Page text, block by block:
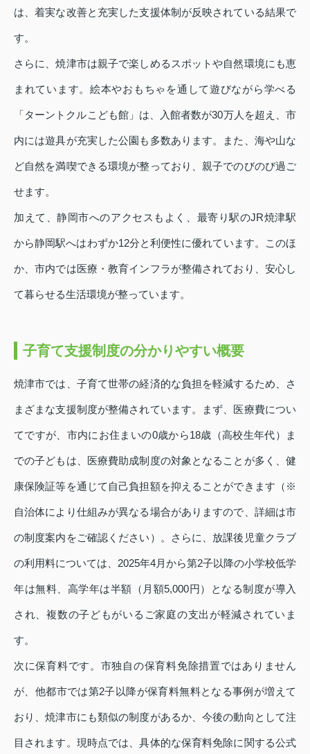
は、着実な改善と充実した支援体制が反映されている結果で
す。
さらに、焼津市は親子で楽しめるスポットや自然環境にも恵
まれています。絵本やおもちゃを通して遊びながら学べる
「ターントクルこども館」は、入館者数が30万人を超え、市
内には遊具が充実した公園も多数あります。また、海や山な
ど自然を満喫できる環境が整っており、親子でのびのび過ご
せます。
加えて、静岡市へのアクセスもよく、最寄り駅のJR焼津駅
から静岡駅へはわずか12分と利便性に優れています。このほ
か、市内では医療・教育インフラが整備されており、安心し
て暮らせる生活環境が整っています。
子育て支援制度の分かりやすい概要
焼津市では、子育て世帯の経済的な負担を軽減するため、さ
まざまな支援制度が整備されています。まず、医療費につい
てですが、市内にお住まいの0歳から18歳（高校生年代）ま
での子どもは、医療費助成制度の対象となることが多く、健
康保険証等を通じて自己負担額を抑えることができます（※
自治体により仕組みが異なる場合がありますので、詳細は市
の制度案内をご確認ください）。さらに、放課後児童クラブ
の利用料については、2025年4月から第2子以降の小学校低学
年は無料、高学年は半額（月額5,000円）となる制度が導入
され、複数の子どもがいるご家庭の支出が軽減されていま
す。
次に保育料です。市独自の保育料免除措置ではありません
が、他都市では第2子以降が保育料無料となる事例が増えて
おり、焼津市にも類似の制度があるか、今後の動向として注
目されます。現時点では、具体的な保育料免除に関する公式